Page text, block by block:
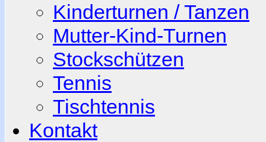
Kinderturnen / Tanzen
Mutter-Kind-Turnen
Stockschützen
Tennis
Tischtennis
Kontakt